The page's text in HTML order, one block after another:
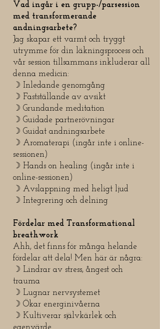
Vad ingår i en grupp-/parsession
med transformerande
andningsarbete?
Jag skapar ett varmt och tryggt
utrymme för din läkningsprocess och
vår session tillsammans inkluderar all
denna medicin:
☽ Inledande genomgång
☽ Fastställande av avsikt
☽ Grundande meditation
☽ Guidade partnerövningar
☽ Guidat andningsarbete
☽ Aromaterapi (ingår inte i online-
sessionen)
☽ Hands on healing (ingår inte i
online-sessionen)
☽ Avslappning med heligt ljud
☽ Integrering och delning
Fördelar med Transformational
breathwork
Ahh, det finns för många helande
fördelar att dela! Men här är några:
☽ Lindrar av stress, ångest och
trauma
☽ Lugnar nervsystemet
☽ Ökar energinivåerna
☽ Kultiverar självkärlek och